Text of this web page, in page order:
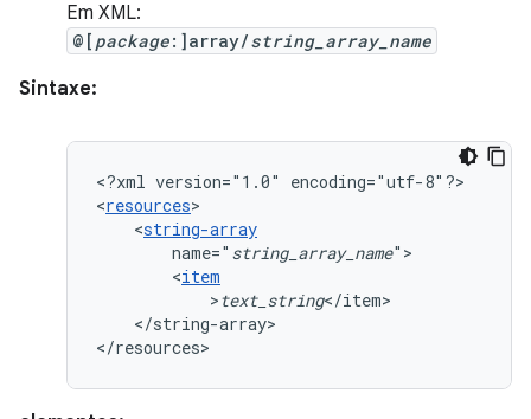
Em XML:
@[ package:]array/string_array_name
Sintaxe:
<?xml version="1.0"
encoding="utf-8"?>
<resources
<string-array
name=" string_array_name
<item
>text_string
</string-array>
</resources>